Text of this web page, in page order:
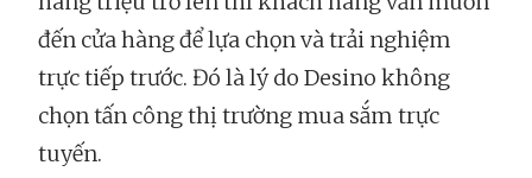
đến cửa hàng để lựa chọn và trải nghiệm
trực tiếp trước. Đó là lý do Desino không
chọn tấn công thị trường mua sắm trực
tuyến.